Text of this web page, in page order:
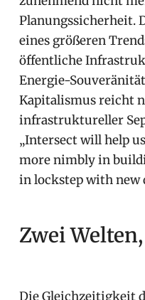
Planungssicherheit.
eines größeren
öffentliche
Energie-
Kapitalismus reicht
infrastruktureller
„Intersect will help
more nimbly in
in lockstep with new
Zwei
Die Gleichzeitigkeit